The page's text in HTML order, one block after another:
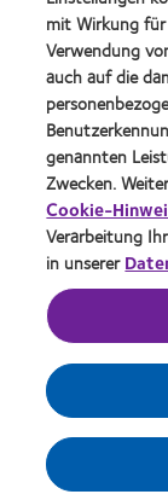
News-
Kontakt
Legal
Cookie-
Impressum
© 2026
mit Wirkung
Verwendung
auch auf die
genannten
Zwecken.
Cookie-
Verarbeitung
in unserer